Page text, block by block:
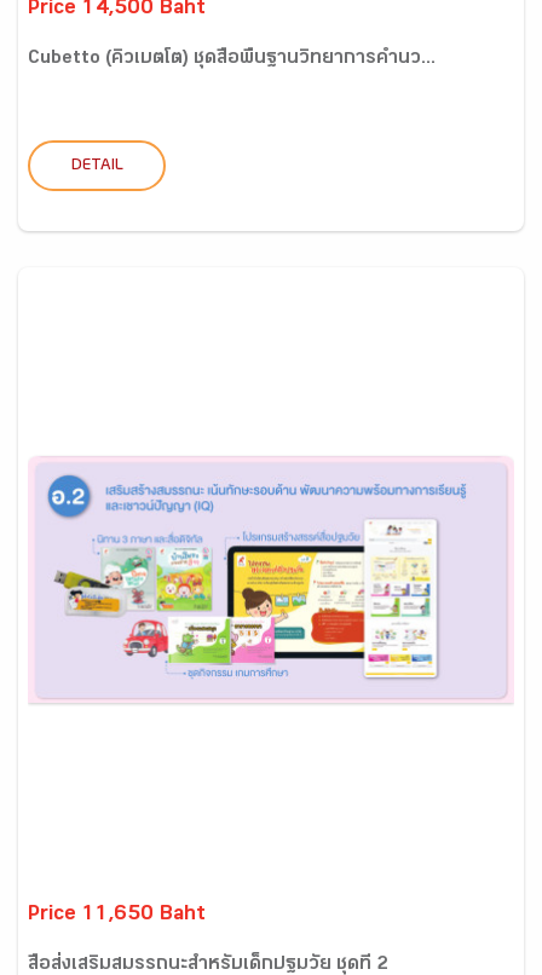
Price 14,500 Baht
Cubetto (คิวเบตโต) ชุดสื่อพื้นฐานวิทยาการคำนว...
DETAIL
Price 11,650 Baht
สื่อส่งเสริมสมรรถนะสำหรับเด็กปฐมวัย ชุดที่ 2